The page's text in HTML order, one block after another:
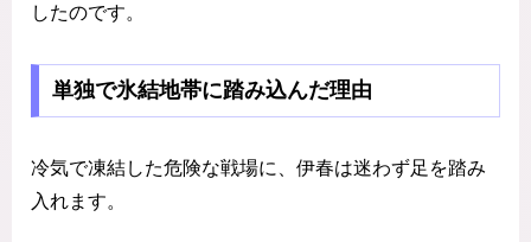
したのです。
単独で氷結地帯に踏み込んだ理由
冷気で凍結した危険な戦場に、伊春は迷わず足を踏み
入れます。